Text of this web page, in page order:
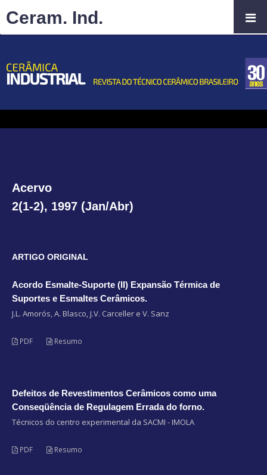
Acervo
2(1-2), 1997 (Jan/Abr)
ARTIGO ORIGINAL
Acordo Esmalte-Suporte (II) Expansão Térmica de
Suportes e Esmaltes Cerâmicos.
J.L. Amorós, A. Blasco, J.V. Carceller e V. Sanz
PDF Resumo
Defeitos de Revestimentos Cerâmicos como uma
Conseqüência de Regulagem Errada do forno.
Técnicos do centro experimental da SACMI - IMOLA
PDF Resumo
Ceram. Ind.